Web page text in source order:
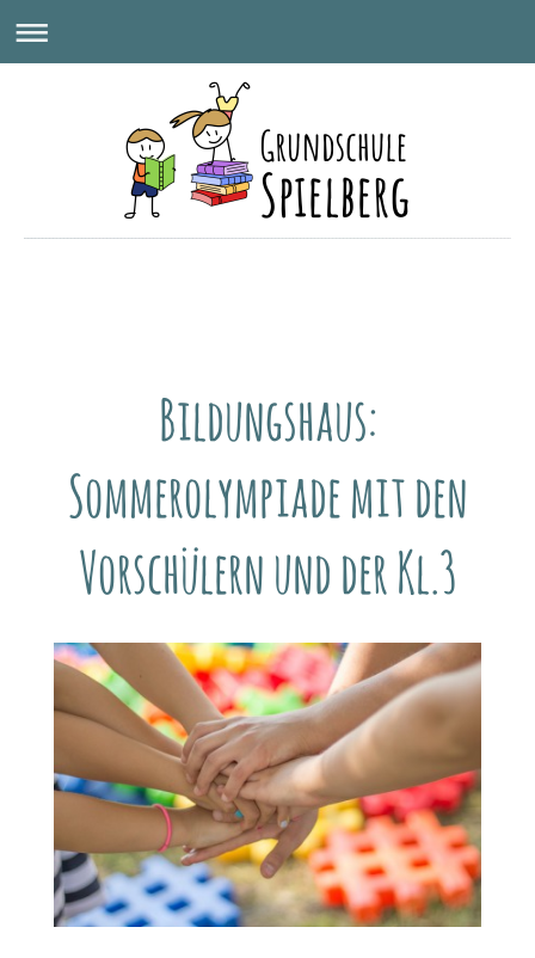
Bildungshaus:
Sommerolympiade mit den
Vorschülern und der Kl.3